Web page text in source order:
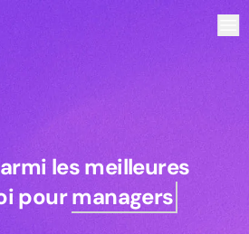
les meilleures
les meilleures
pourmanagers